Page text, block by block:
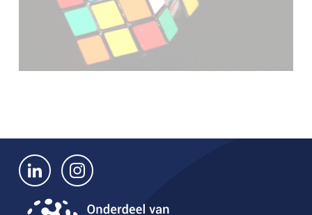
Bekijk ons op LinkedIn Bekijk ons op Instagram